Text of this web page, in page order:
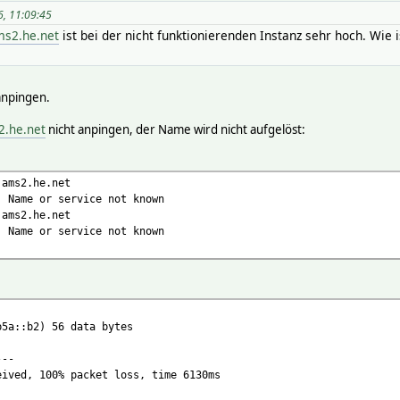
11:09:45
ist bei der nicht funktionierenden Instanz sehr hoch. Wie
nicht anpingen, der Name wird nicht aufgelöst:
or service not known
or service not known
56 data bytes
100% packet loss, time 6130ms